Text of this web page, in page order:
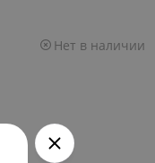
Нет в наличии